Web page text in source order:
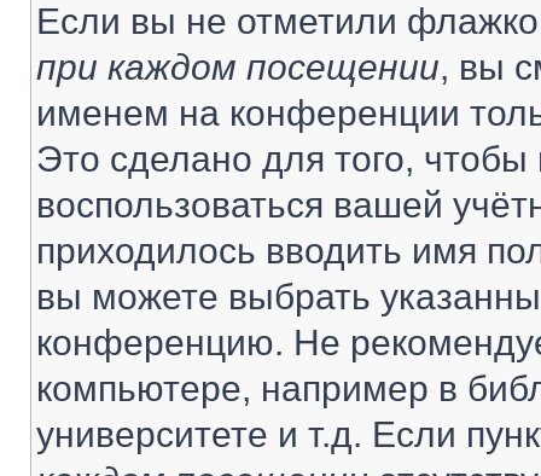
Если вы не отметили
при каждом посещении, вы
именем на конференции
Это сделано для того, чтобы
воспользоваться вашей
приходилось вводить имя
вы можете выбрать
конференцию. Не
компьютере, например в
университете и т.д. Если